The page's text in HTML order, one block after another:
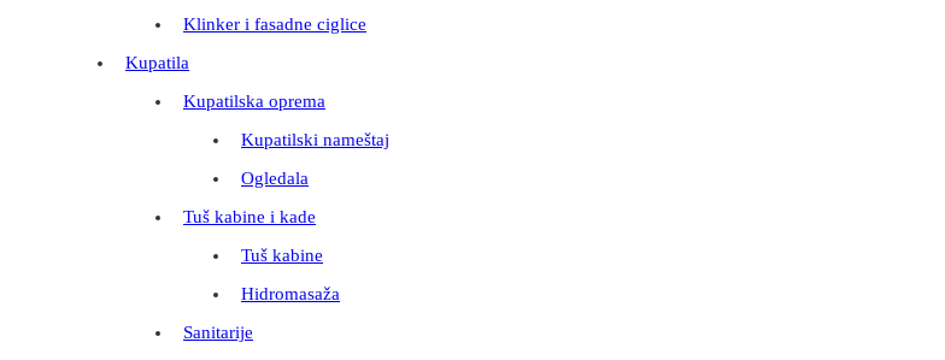
Klinker i fasadne ciglice
Kupatila
Kupatilska oprema
Kupatilski nameštaj
Ogledala
Tuš kabine i kade
Tuš kabine
Hidromasaža
Sanitarije